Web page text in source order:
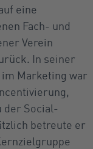
eine
Fach- und
Verein
In seiner
Marketing war
der Social-
betreute er